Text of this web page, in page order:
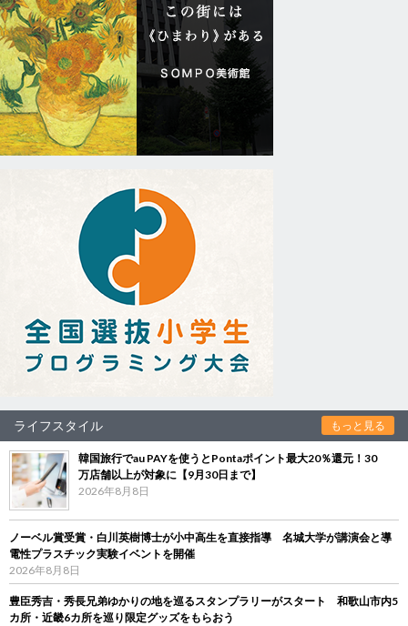
ライフスタイル もっと見る
韓国旅行でau PAYを使うとPontaポイント最大20％還元！30
万店舗以上が対象に【9月30日まで】
2026年8月8日
ノーベル賞受賞・白川英樹博士が小中高生を直接指導 名城大学が講演会と導
電性プラスチック実験イベントを開催
2026年8月8日
豊臣秀吉・秀長兄弟ゆかりの地を巡るスタンプラリーがスタート 和歌山市内5
カ所・近畿6カ所を巡り限定グッズをもらおう